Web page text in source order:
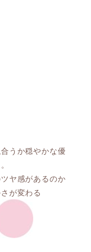
うか穏やかな優
ヤ感があるのか
が変わる